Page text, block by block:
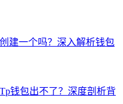
建一个吗？深入解析钱包
钱包出不了？深度剖析背